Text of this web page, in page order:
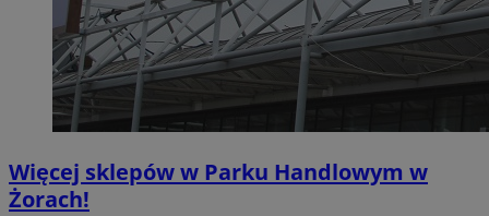
Więcej sklepów w Parku Handlowym w
Żorach!